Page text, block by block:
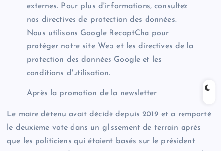
externes. Pour plus d'informations, consultez
nos directives de protection des données.
Nous utilisons Google RecaptCha pour
protéger notre site Web et les directives de la
protection des données Google et les
conditions d'utilisation.
Après la promotion de la newsletter
Le maire détenu avait décidé depuis 2019 et a remporté
le deuxième vote dans un glissement de terrain après
que les politiciens qui étaient basés sur le président